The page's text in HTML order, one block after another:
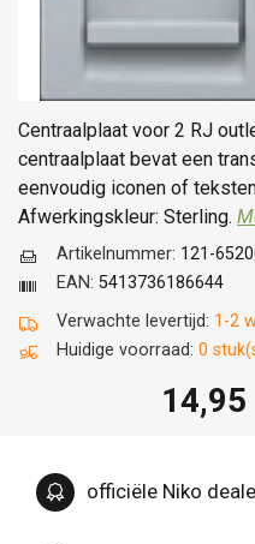
Centraalplaat voor 2 RJ
centraalplaat bevat een
eenvoudig iconen of
Afwerkingskleur: Sterling.
Verwachte levertijd: 1-2
Huidige voorraad: 0
Artikelnummer: 121-
EAN: 5413736186644
14,95
officiële Niko